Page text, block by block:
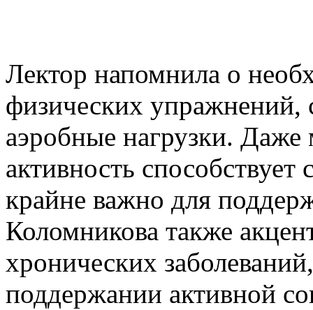
Лектор напомнила о
физических
аэробные нагрузки.
активность
крайне важно для
Коломникова также
хронических
поддержании активной